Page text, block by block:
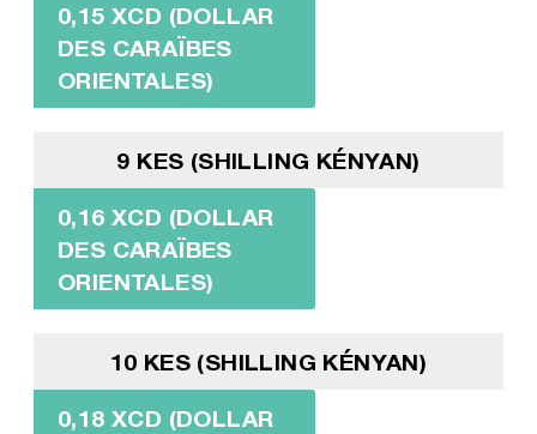
0,15 XCD (DOLLAR
DES CARAÏBES
ORIENTALES)
9 KES (SHILLING KÉNYAN)
0,16 XCD (DOLLAR
DES CARAÏBES
ORIENTALES)
10 KES (SHILLING KÉNYAN)
0,18 XCD (DOLLAR